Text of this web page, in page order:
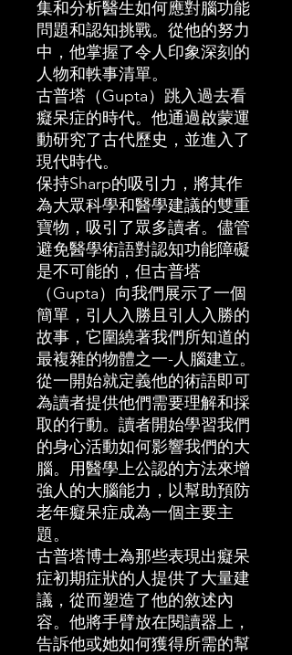
集和分析醫生如何應對腦功能
問題和認知挑戰。從他的努力
中，他掌握了令人印象深刻的
人物和軼事清單。
古普塔（Gupta）跳入過去看
癡呆症的時代。他通過啟蒙運
動研究了古代歷史，並進入了
現代時代。
保持Sharp的吸引力，將其作
為大眾科學和醫學建議的雙重
寶物，吸引了眾多讀者。儘管
避免醫學術語對認知功能障礙
是不可能的，但古普塔
（Gupta）向我們展示了一個
簡單，引人入勝且引人入勝的
故事，它圍繞著我們所知道的
最複雜的物體之一-人腦建立。
從一開始就定義他的術語即可
為讀者提供他們需要理解和採
取的行動。讀者開始學習我們
的身心活動如何影響我們的大
腦。用醫學上公認的方法來增
強人的大腦能力，以幫助預防
老年癡呆症成為一個主要主
題。
古普塔博士為那些表現出癡呆
症初期症狀的人提供了大量建
議，從而塑造了他的敘述內
容。他將手臂放在閱讀器上，
告訴他或她如何獲得所需的幫